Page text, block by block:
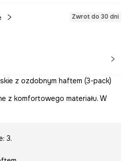
Zwrot do 30 dni
z ozdobnym haftem (3-pack)
z komfortowego materiału. W
3.